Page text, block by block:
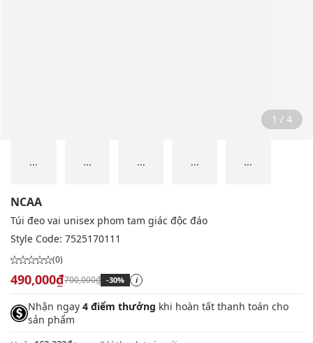
2 / 4
... ... ... ... ...
NCAA
Túi đeo vai unisex phom tam giác độc đáo
Style Code: 7525170111
(0)
490,000₫700,000₫ -30% i
Nhận ngay 4 điểm thưởng khi hoàn tất thanh toán cho
sản phẩm